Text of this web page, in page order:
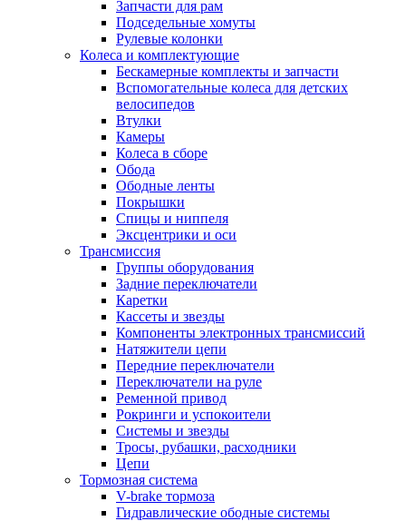
Запчасти для рам
Подседельные хомуты
Рулевые колонки
Колеса и комплектующие
Бескамерные комплекты и запчасти
Вспомогательные колеса для детских
велосипедов
Втулки
Камеры
Колеса в сборе
Обода
Ободные ленты
Покрышки
Спицы и ниппеля
Эксцентрики и оси
Трансмиссия
Группы оборудования
Задние переключатели
Каретки
Кассеты и звезды
Компоненты электронных трансмиссий
Натяжители цепи
Передние переключатели
Переключатели на руле
Ременной привод
Рокринги и успокоители
Системы и звезды
Тросы, рубашки, расходники
Цепи
Тормозная система
V-brake тормоза
Гидравлические ободные системы